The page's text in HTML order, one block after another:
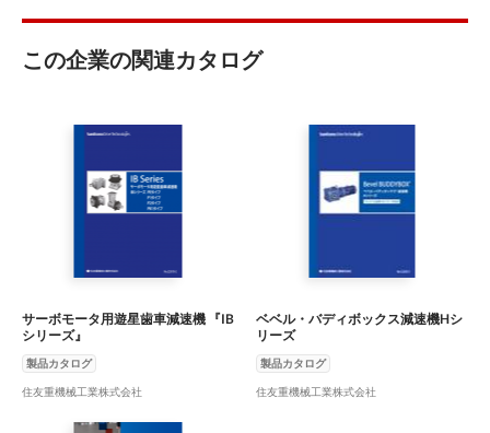
この企業の関連カタログ
サーボモータ用遊星歯車減速機 『IB
シリーズ』
製品カタログ
住友重機械工業株式会社
ベベル・バディボックス減速機Hシ
リーズ
製品カタログ
住友重機械工業株式会社